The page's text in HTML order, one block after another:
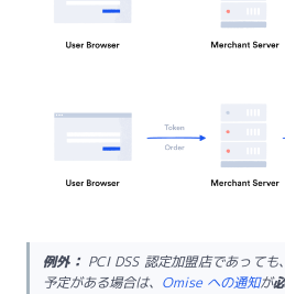
例外： PCI DSS 認定加盟店であって
予定がある場合は、 Omise への通知が